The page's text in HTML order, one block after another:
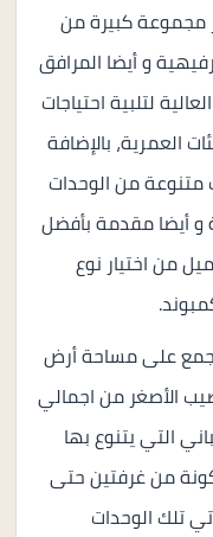
مجموعة كبيرة من
و أيضا المرافق
لتلبية احتياجات
العمرية، بالإضافة
متنوعة من الوحدات
و أيضا مقدمة بأفضل
من اختيار نوع
على مساحة أرض
الأصغر من اجمالي
التي يتنوع بها
من غرفتين حتى
تلك الوحدات